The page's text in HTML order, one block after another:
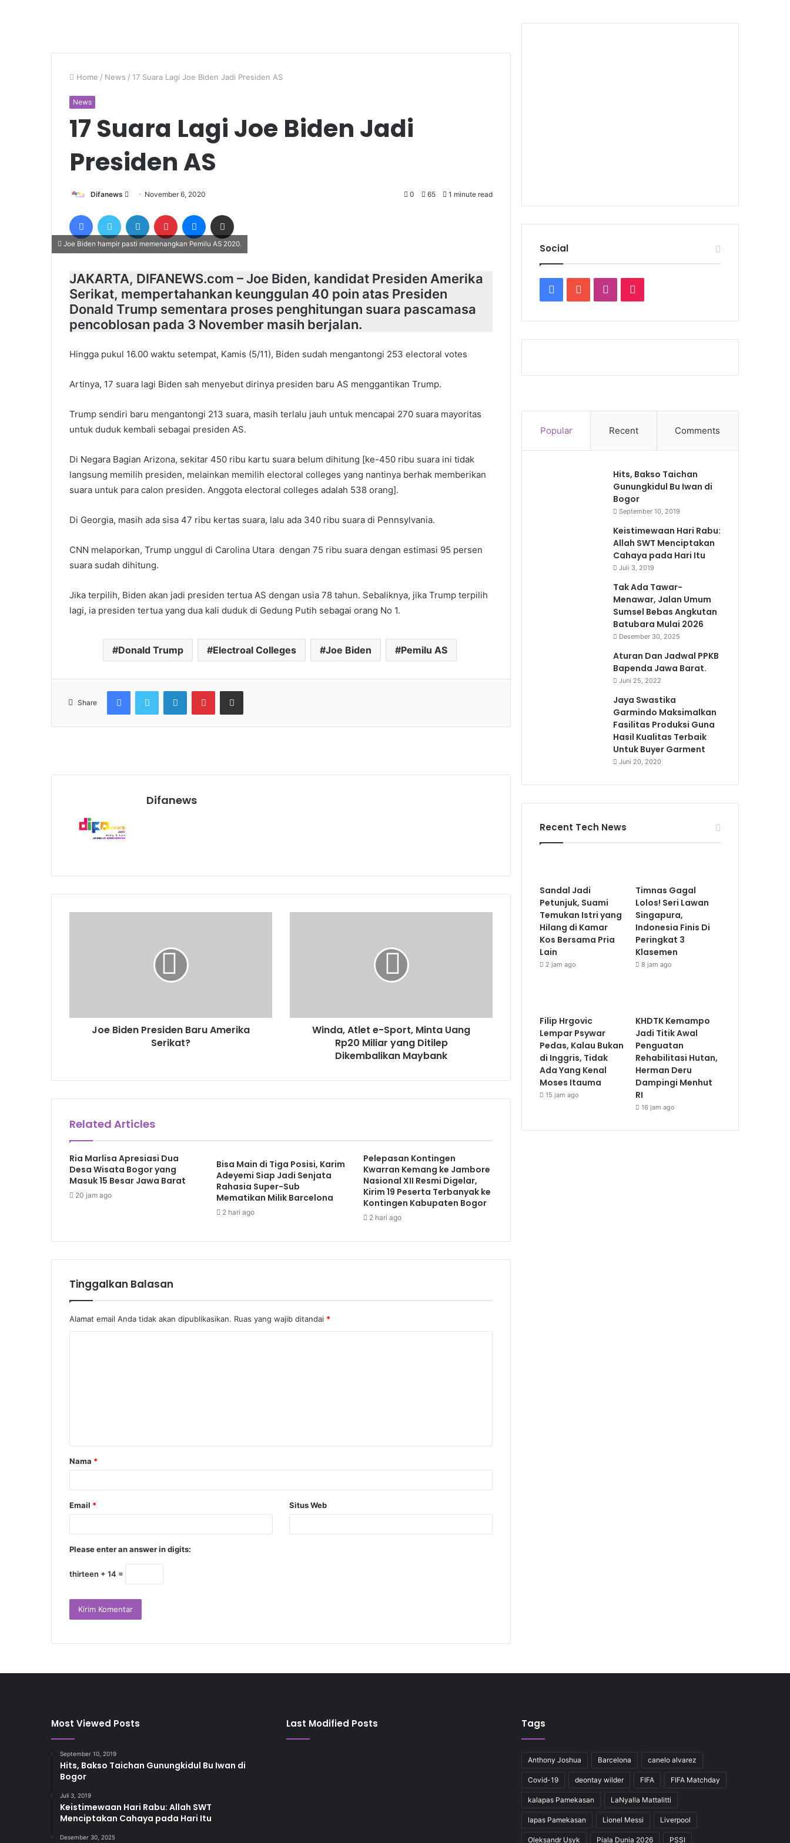
Home / News / 17 Suara Lagi Joe Biden Jadi Presiden AS
News
17 Suara Lagi Joe Biden Jadi
Presiden AS
Difanews
Send
email
November 6, 2020 0 65 1 minute read
FacebookTwitter LinkedIn Pinterest Messenger
Joe Biden hampir pasti memenangkan Pemilu AS 2020.
JAKARTA, DIFANEWS.com – Joe Biden, kandidat Presiden Amerika
Serikat, mempertahankan keunggulan 40 poin atas Presiden
Donald Trump sementara proses penghitungan suara pascamasa
pencoblosan pada 3 November masih berjalan.
Hingga pukul 16.00 waktu setempat, Kamis (5/11), Biden sudah mengantongi 253 electoral votes
Artinya, 17 suara lagi Biden sah menyebut dirinya presiden baru AS menggantikan Trump.
Trump sendiri baru mengantongi 213 suara, masih terlalu jauh untuk mencapai 270 suara mayoritas
untuk duduk kembali sebagai presiden AS.
Di Negara Bagian Arizona, sekitar 450 ribu kartu suara belum dihitung [ke-450 ribu suara ini tidak
langsung memilih presiden, melainkan memilih electoral colleges yang nantinya berhak memberikan
suara untuk para calon presiden. Anggota electoral colleges adalah 538 orang].
Di Georgia, masih ada sisa 47 ribu kertas suara, lalu ada 340 ribu suara di Pennsylvania.
CNN melaporkan, Trump unggul di Carolina Utara dengan 75 ribu suara dengan estimasi 95 persen
suara sudah dihitung.
Jika terpilih, Biden akan jadi presiden tertua AS dengan usia 78 tahun. Sebaliknya, jika Trump terpilih
lagi, ia presiden tertua yang dua kali duduk di Gedung Putih sebagai orang No 1.
Donald Trump Electroal Colleges Joe Biden Pemilu AS
Share
FacebookTwitter LinkedInPinterestShare via Email
Difanews
Joe Biden Presiden Baru Amerika
Serikat?
Winda, Atlet e-Sport, Minta Uang
Rp20 Miliar yang Ditilep
Dikembalikan Maybank
Related Articles
Ria Marlisa Apresiasi Dua
Desa Wisata Bogor yang
Masuk 15 Besar Jawa Barat
20 jam ago
Bisa Main di Tiga Posisi, Karim
Adeyemi Siap Jadi Senjata
Rahasia Super-Sub
Mematikan Milik Barcelona
2 hari ago
Pelepasan Kontingen
Kwarran Kemang ke Jambore
Nasional XII Resmi Digelar,
Kirim 19 Peserta Terbanyak ke
Kontingen Kabupaten Bogor
2 hari ago
Tinggalkan Balasan
Alamat email Anda tidak akan dipublikasikan. Ruas yang wajib ditandai *
Nama *
Email * Situs Web
Please enter an answer in digits:
thirteen + 14 =
Social
FacebookYouTubeInstagram
Popular Recent Comments
Hits, Bakso Taichan
Gunungkidul Bu Iwan di
Bogor
September 10, 2019
Keistimewaan Hari Rabu:
Allah SWT Menciptakan
Cahaya pada Hari Itu
Juli 3, 2019
Tak Ada Tawar-
Menawar, Jalan Umum
Sumsel Bebas Angkutan
Batubara Mulai 2026
Desember 30, 2025
Aturan Dan Jadwal PPKB
Bapenda Jawa Barat.
Juni 25, 2022
Jaya Swastika
Garmindo Maksimalkan
Fasilitas Produksi Guna
Hasil Kualitas Terbaik
Untuk Buyer Garment
Juni 20, 2020
Recent Tech News
Sandal Jadi
Petunjuk, Suami
Temukan Istri yang
Hilang di Kamar
Kos Bersama Pria
Lain
2 jam ago
Timnas Gagal
Lolos! Seri Lawan
Singapura,
Indonesia Finis Di
Peringkat 3
Klasemen
8 jam ago
Filip Hrgovic
Lempar Psywar
Pedas, Kalau Bukan
di Inggris, Tidak
Ada Yang Kenal
Moses Itauma
15 jam ago
KHDTK Kemampo
Jadi Titik Awal
Penguatan
Rehabilitasi Hutan,
Herman Deru
Dampingi Menhut
RI
16 jam ago
Most Viewed Posts
September 10, 2019
Hits, Bakso Taichan Gunungkidul Bu Iwan di
Bogor
Juli 3, 2019
Keistimewaan Hari Rabu: Allah SWT
Menciptakan Cahaya pada Hari Itu
Desember 30, 2025
Last Modified Posts Tags
Anthony Joshua Barcelona canelo alvarez
Covid-19 deontay wilder FIFA FIFA Matchday
kalapas Pamekasan LaNyalla Mattalitti
lapas Pamekasan Lionel Messi Liverpool
Oleksandr Usyk Piala Dunia 2026 PSSI